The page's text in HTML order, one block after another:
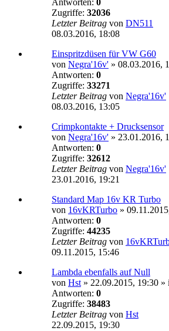
Antworten: 0
Zugriffe: 32036
Letzter Beitrag von DN511
08.03.2016, 18:08
Einspritzdüsen für VW G60
von Negra'16v' » 08.03.2016,
Antworten: 0
Zugriffe: 33271
Letzter Beitrag von Negra'16v'
08.03.2016, 13:05
Crimpkontakte + Drucksensor
von Negra'16v' » 23.01.2016,
Antworten: 0
Zugriffe: 32612
Letzter Beitrag von Negra'16v'
23.01.2016, 19:21
Standard Map 16v KR Turbo
von 16vKRTurbo »
Antworten: 0
Zugriffe: 44235
Letzter Beitrag von
09.11.2015, 15:46
Lambda ebenfalls auf Null
von Hst » 22.09.2015, 19:30 »
Antworten: 0
Zugriffe: 38483
Letzter Beitrag von Hst
22.09.2015, 19:30